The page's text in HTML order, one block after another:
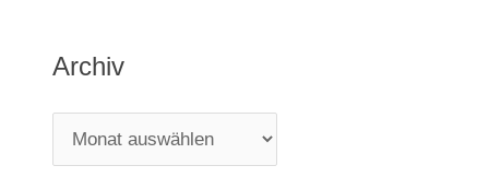
Archiv